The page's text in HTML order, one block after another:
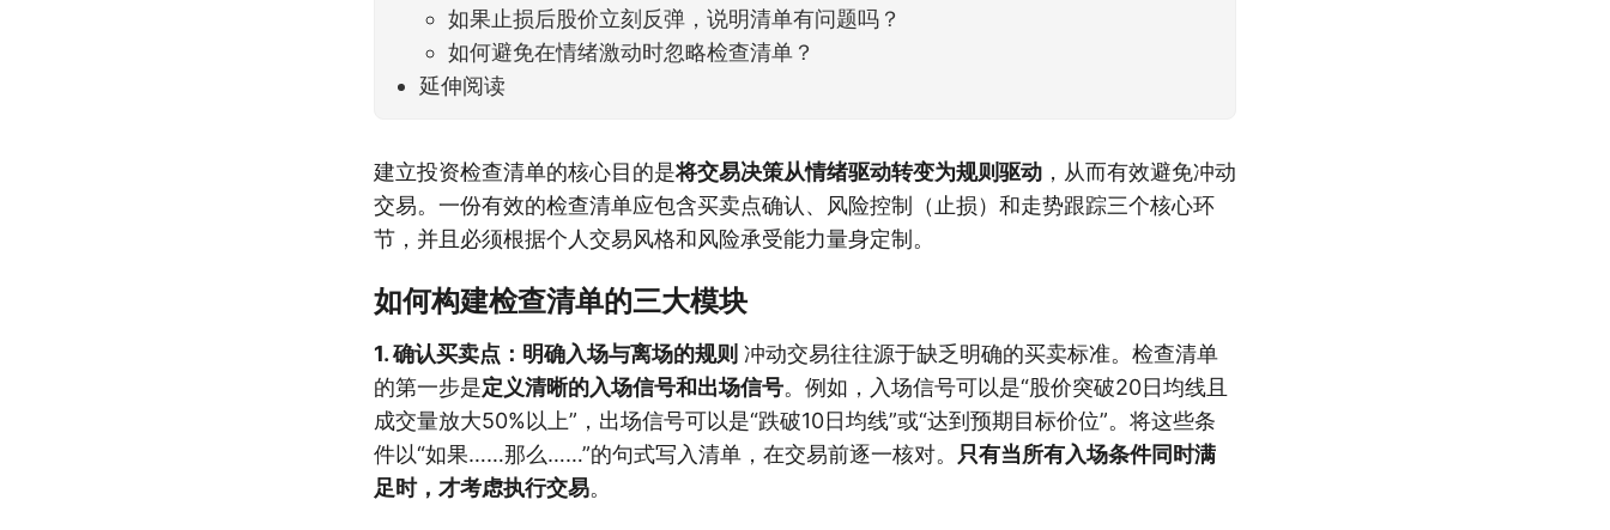
如果止损后股价立刻反弹，说明清单有问题吗？
如何避免在情绪激动时忽略检查清单？
延伸阅读
建立投资检查清单的核心目的是将交易决策从情绪驱动转变为规则驱动 ，从而有效避免冲动
交易。一份有效的检查清单应包含买卖点确认、风险控制（止损）和走势跟踪三个核心环
节，并且必须根据个人交易风格和风险承受能力量身定制。
如何构建检查清单的三大模块
1. 确认买卖点：明确入场与离场的规则 冲动交易往往源于缺乏明确的买卖标准。检查清单
的第一步是定义清晰的入场信号和出场信号。例如，入场信号可以是“股价突破20日均线且
成交量放大50%以上”，出场信号可以是“跌破10日均线”或“达到预期目标价位”。将这些条
件以“如果……那么……”的句式写入清单，在交易前逐一核对。 只有当所有入场条件同时满
足时，才考虑执行交易。